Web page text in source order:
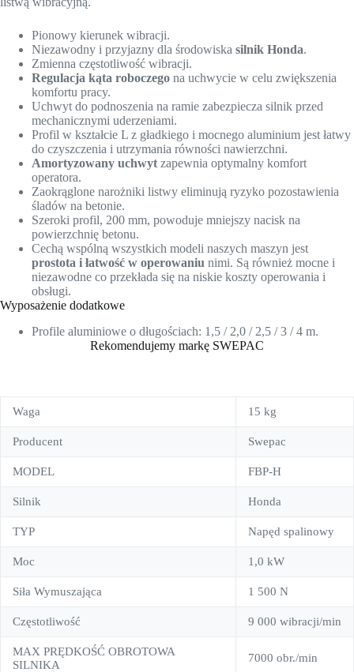
Pionowy kierunek wibracji.
Niezawodny i przyjazny dla środowiska silnik Honda.
Zmienna częstotliwość wibracji.
Regulacja kąta roboczego na uchwycie w celu zwiększenia
komfortu pracy.
Uchwyt do podnoszenia na ramie zabezpiecza silnik przed
mechanicznymi uderzeniami.
Profil w kształcie L z gładkiego i mocnego aluminium jest łatwy
do czyszczenia i utrzymania równości nawierzchni.
Amortyzowany uchwyt zapewnia optymalny komfort
operatora.
Zaokrąglone narożniki listwy eliminują ryzyko pozostawienia
śladów na betonie.
Szeroki profil, 200 mm, powoduje mniejszy nacisk na
powierzchnię betonu.
Cechą wspólną wszystkich modeli naszych maszyn jest
prostota i łatwość w operowaniu nimi. Są również mocne i
niezawodne co przekłada się na niskie koszty operowania i
obsługi.
Wyposażenie dodatkowe
Profile aluminiowe o długościach: 1,5 / 2,0 / 2,5 / 3 / 4 m.
Rekomendujemy markę SWEPAC
Waga 15 kg
Producent Swepac
MODEL FBP-H
Silnik Honda
TYP Napęd spalinowy
Moc 1,0 kW
Siła Wymuszająca 1 500 N
Częstotliwość 9 000 wibracji/min
MAX PRĘDKOŚĆ OBROTOWA
SILNIKA
7000 obr./min